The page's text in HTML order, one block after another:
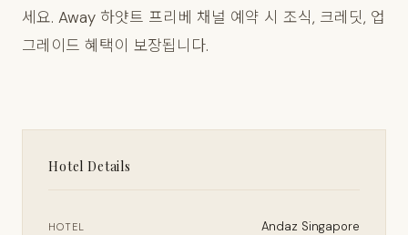
세요. Away 하얏트 프리베 채널 예약 시 조식, 크레딧, 업
그레이드 혜택이 보장됩니다.
Hotel Details
HOTEL Andaz Singapore